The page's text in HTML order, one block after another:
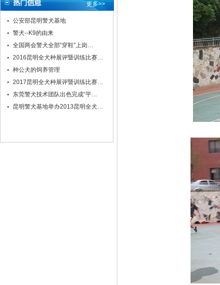
更多>>
公安部昆明警犬基地
警犬--K9的由来
全国两会警犬全部“穿鞋”上岗…
2016昆明全犬种展评暨训练比赛…
种公犬的饲养管理
2017昆明全犬种展评暨训练比赛…
东莞警犬技术团队出色完成“平…
昆明警犬基地举办2013昆明全犬…